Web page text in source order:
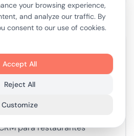
impulsa tu
para restaurantes
your browsing experience,
and analyze our traffic. By
consent to our use of cookies.
Customize
Reject All
Accept All